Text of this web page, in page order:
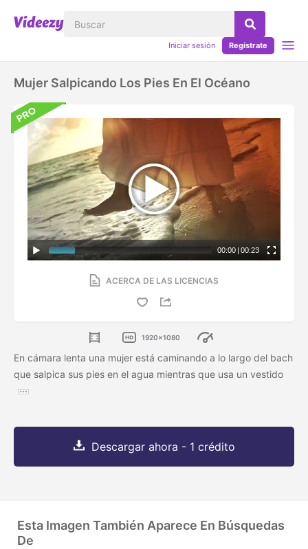
Iniciar sesión Regístrate
Mujer Salpicando Los Pies En El Océano
00:00 | 00:23
ACERCA DE LAS LICENCIAS
1920x1080
En cámara lenta una mujer está caminando a lo largo del bach
que salpica sus pies en el agua mientras que usa un vestido
Descargar ahora - 1 crédito
Esta Imagen También Aparece En Búsquedas
De